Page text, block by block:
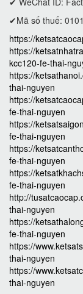
✔Mã số thuế:
https://
https://
kcc120-fe-thai-
https://
thai-nguyen
https://
fe-thai-nguyen
https://
fe-thai-nguyen
https://
fe-thai-nguyen
https://
fe-thai-nguyen
http://
thai-nguyen
https://
fe-thai-nguyen
https://
thai-nguyen
https://
thai-nguyen